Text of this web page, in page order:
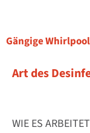
Gängige
Art des
WIE ES ARBEITET